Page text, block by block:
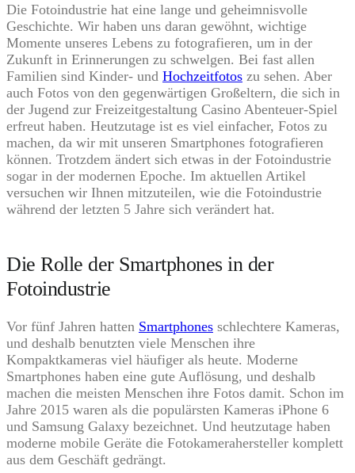
Die Fotoindustrie hat eine lange und geheimnisvolle
Geschichte. Wir haben uns daran gewöhnt, wichtige
Momente unseres Lebens zu fotografieren, um in der
Zukunft in Erinnerungen zu schwelgen. Bei fast allen
Familien sind Kinder- und Hochzeitfotos zu sehen. Aber
auch Fotos von den gegenwärtigen Großeltern, die sich in
der Jugend zur Freizeitgestaltung Casino Abenteuer-Spiel
erfreut haben. Heutzutage ist es viel einfacher, Fotos zu
machen, da wir mit unseren Smartphones fotografieren
können. Trotzdem ändert sich etwas in der Fotoindustrie
sogar in der modernen Epoche. Im aktuellen Artikel
versuchen wir Ihnen mitzuteilen, wie die Fotoindustrie
während der letzten 5 Jahre sich verändert hat.
Die Rolle der Smartphones in der
Fotoindustrie
Vor fünf Jahren hatten Smartphones schlechtere Kameras,
und deshalb benutzten viele Menschen ihre
Kompaktkameras viel häufiger als heute. Moderne
Smartphones haben eine gute Auflösung, und deshalb
machen die meisten Menschen ihre Fotos damit. Schon im
Jahre 2015 waren als die populärsten Kameras iPhone 6
und Samsung Galaxy bezeichnet. Und heutzutage haben
moderne mobile Geräte die Fotokamerahersteller komplett
aus dem Geschäft gedrängt.